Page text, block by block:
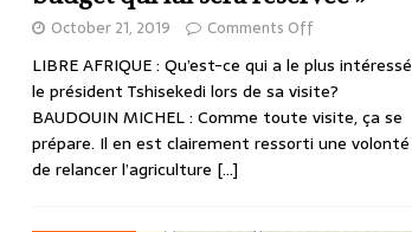
October 21, 2019 Comments Off
LIBRE AFRIQUE : Qu’est-ce qui a le plus intéressé
le président Tshisekedi lors de sa visite?
BAUDOUIN MICHEL : Comme toute visite, ça se
prépare. Il en est clairement ressorti une volonté
de relancer l’agriculture […]